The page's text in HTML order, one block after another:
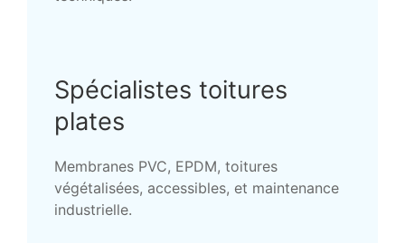
Spécialistes toitures
plates
Membranes PVC, EPDM, toitures
végétalisées, accessibles, et maintenance
industrielle.